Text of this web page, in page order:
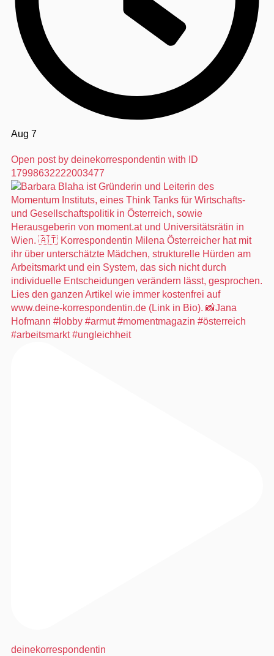
Aug 7
Open post by deinekorrespondentin with ID
17998632222003477
deinekorrespondentin